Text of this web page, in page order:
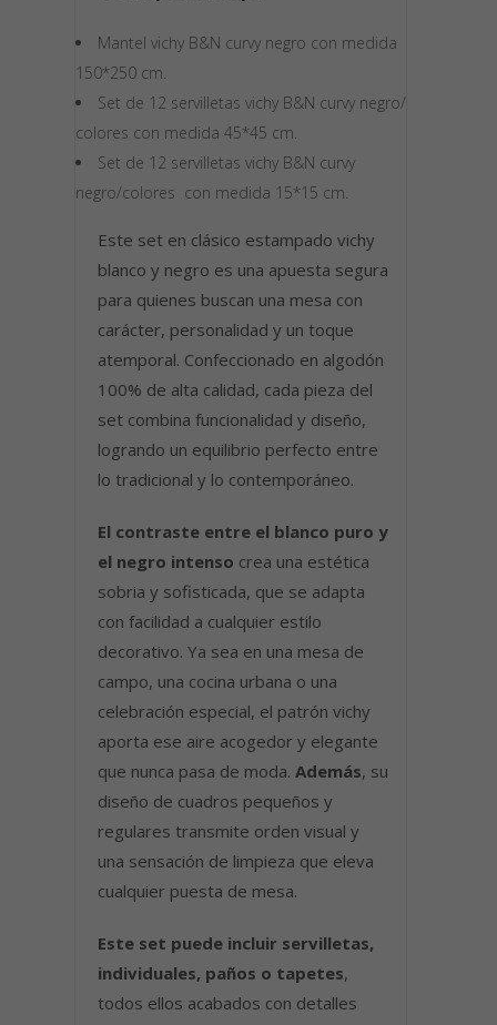
Mantel vichy B&N curvy negro con medida
150*250 cm.
Set de 12 servilletas vichy B&N curvy negro/
colores con medida 45*45 cm.
Set de 12 servilletas vichy B&N curvy
negro/colores con medida 15*15 cm.
Este set en clásico estampado vichy
blanco y negro es una apuesta segura
para quienes buscan una mesa con
carácter, personalidad y un toque
atemporal. Confeccionado en algodón
100% de alta calidad, cada pieza del
set combina funcionalidad y diseño,
logrando un equilibrio perfecto entre
lo tradicional y lo contemporáneo.
El contraste entre el blanco puro y
el negro intenso crea una estética
sobria y sofisticada, que se adapta
con facilidad a cualquier estilo
decorativo. Ya sea en una mesa de
campo, una cocina urbana o una
celebración especial, el patrón vichy
aporta ese aire acogedor y elegante
que nunca pasa de moda. Además, su
diseño de cuadros pequeños y
regulares transmite orden visual y
una sensación de limpieza que eleva
cualquier puesta de mesa.
Este set puede incluir servilletas,
individuales, paños o tapetes,
todos ellos acabados con detalles